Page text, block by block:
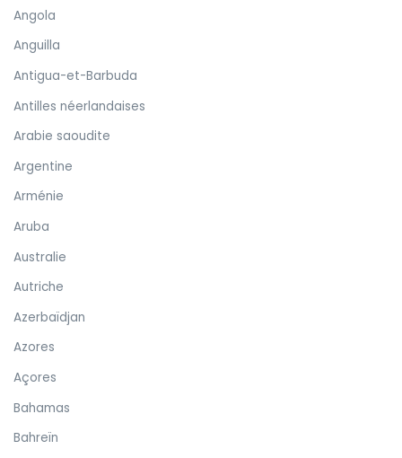
Angola
Anguilla
Antigua-et-Barbuda
Antilles néerlandaises
Arabie saoudite
Argentine
Arménie
Aruba
Australie
Autriche
Azerbaïdjan
Azores
Açores
Bahamas
Bahreïn